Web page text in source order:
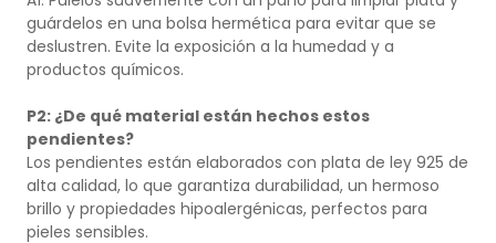
guárdelos en una bolsa hermética para evitar que se
deslustren. Evite la exposición a la humedad y a
productos químicos.
P2: ¿De qué material están hechos estos
pendientes?
Los pendientes están elaborados con plata de ley 925 de
alta calidad, lo que garantiza durabilidad, un hermoso
brillo y propiedades hipoalergénicas, perfectos para
pieles sensibles.